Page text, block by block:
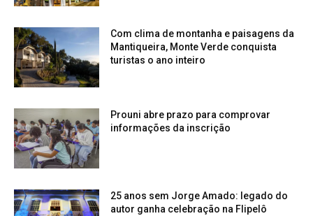
Com clima de montanha e paisagens da
Mantiqueira, Monte Verde conquista
turistas o ano inteiro
Prouni abre prazo para comprovar
informações da inscrição
25 anos sem Jorge Amado: legado do
autor ganha celebração na Flipelô